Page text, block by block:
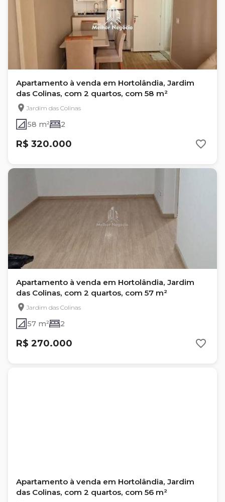
Apartamento à venda em Hortolândia, Jardim
das Colinas, com 2 quartos, com 58 m²
Jardim das Colinas
58 m² 2
R$ 320.000
Apartamento à venda em Hortolândia, Jardim
das Colinas, com 2 quartos, com 57 m²
Jardim das Colinas
57 m² 2
R$ 270.000
Apartamento à venda em Hortolândia, Jardim
das Colinas, com 2 quartos, com 56 m²